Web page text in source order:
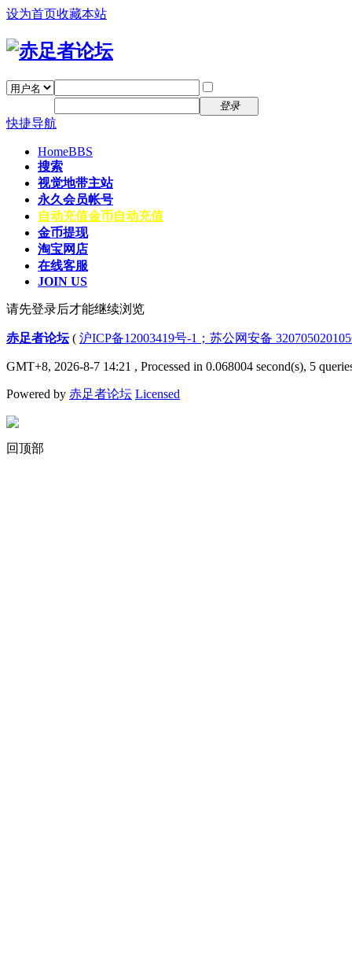
设为首页收藏本站
登录
快捷导航
HomeBBS
搜索
视觉地带主站
永久会员帐号
自动充值金币自动充值
金币提现
淘宝网店
在线客服
JOIN US
请先登录后才能继续浏览
赤足者论坛( 沪ICP备12003419号-1；苏公网安备
GMT+8, 2026-8-7 14:21 , Processed in 0.068004 second(s), 5
Powered by 赤足者论坛 Licensed
回顶部